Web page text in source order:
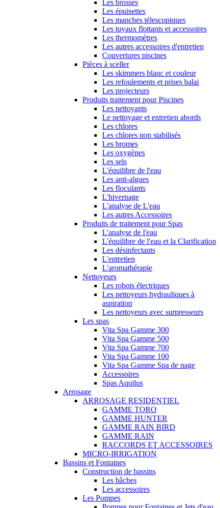
Les brosses
Les épuisettes
Les manches télescopiques
Les tuyaux flottants et accessoires
Les thermomètres
Les autres accessoires d'entretien
Couvertures piscines
Pièces à sceller
Les skimmers blanc et couleur
Les refoulements et prises balai
Les projecteurs
Produits traitement pour Piscines
Les nettoyants
Le nettoyage et entretien abords
Les chlores
Les chlores non stabilisés
Les bromes
Les oxygènes
Les sels
L'équilibre de l'eau
Les anti-algues
Les floculants
L'hivernage
L'analyse de L'eau
Les autres Accessoires
Produits de traitement pour Spas
L'analyse de l'eau
L'équilibre de l'eau et la Clarification
Les désinfectants
L'entretien
L'aromathérapie
Nettoyeurs
Les robots électriques
Les nettoyeurs hydrauliques à
aspiration
Les nettoyeurs avec surpresseurs
Les spas
Vita Spa Gamme 300
Vita Spa Gamme 500
Vita Spa Gamme 700
Vita Spa Gamme 100
Vita Spa Gamme Spa de nage
Accessoires
Spas Aquilus
Arrosage
ARROSAGE RESIDENTIEL
GAMME TORO
GAMME HUNTER
GAMME RAIN BIRD
GAMME RAIN
RACCORDS ET ACCESSOIRES
MICRO-IRRIGATION
Bassins et Fontaines
Construction de bassins
Les bâches
Les accessoires
Les Pompes